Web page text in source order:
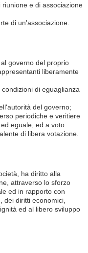
e di associazione
di un'associazione.
governo del proprio
liberamente
di eguaglianza
del governo;
periodiche e veritiere
eguale, ed a voto
di libera votazione.
ha diritto alla
attraverso lo sforzo
ed in rapporto con
dei diritti economici,
ed al libero sviluppo